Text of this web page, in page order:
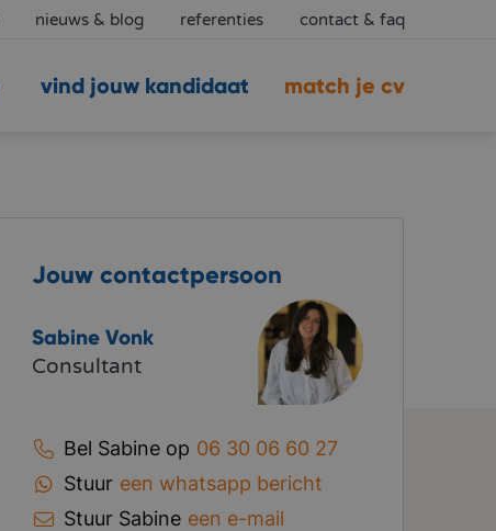
nieuws & blog referenties contact & faq
match je cv
vind jouw kandidaat
Jouw contactpersoon
Sabine Vonk
Consultant
Bel Sabine op 06 30 06 60 27
Stuur een whatsapp bericht
Stuur Sabine een e-mail